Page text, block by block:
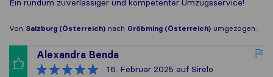
Ein rundum zuverlässiger und kompetenter Umzugsservice!
Von Salzburg (Österreich) nach Gröbming (Österreich) umgezogen.
Alexandra Benda
16. Februar 2025 auf Sirelo